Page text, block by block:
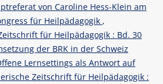
von Caroline Hess-Klein am
für Heilpädagogik ,
für Heilpädagogik : Bd. 30
der BRK in der Schweiz
Lernsettings als Antwort auf
Zeitschrift für Heilpädagogik :